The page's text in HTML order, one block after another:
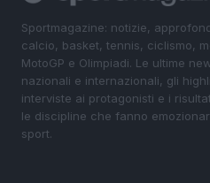
Sportmagazine: notizie,
calcio, basket, tennis, ciclismo,
MotoGP e Olimpiadi. Le ultime
nazionali e internazionali, gli
interviste ai protagonisti e i
le discipline che fanno
sport.